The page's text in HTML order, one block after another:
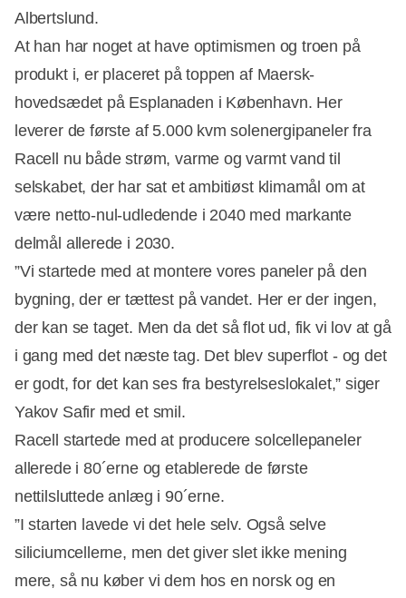
Albertslund.
At han har noget at have optimismen og troen på
produkt i, er placeret på toppen af Maersk-
hovedsædet på Esplanaden i København. Her
leverer de første af 5.000 kvm solenergipaneler fra
Racell nu både strøm, varme og varmt vand til
selskabet, der har sat et ambitiøst klimamål om at
være netto-nul-udledende i 2040 med markante
delmål allerede i 2030.
”Vi startede med at montere vores paneler på den
bygning, der er tættest på vandet. Her er der ingen,
der kan se taget. Men da det så flot ud, fik vi lov at gå
i gang med det næste tag. Det blev superflot - og det
er godt, for det kan ses fra bestyrelseslokalet,” siger
Yakov Safir med et smil.
Racell startede med at producere solcellepaneler
allerede i 80´erne og etablerede de første
nettilsluttede anlæg i 90´erne.
”I starten lavede vi det hele selv. Også selve
siliciumcellerne, men det giver slet ikke mening
mere, så nu køber vi dem hos en norsk og en